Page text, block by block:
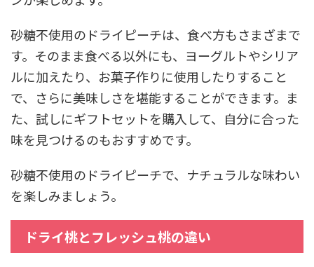
砂糖不使用のドライピーチは、食べ方もさまざまで
す。そのまま食べる以外にも、ヨーグルトやシリア
ルに加えたり、お菓子作りに使用したりすること
で、さらに美味しさを堪能することができます。ま
た、試しにギフトセットを購入して、自分に合った
味を見つけるのもおすすめです。
砂糖不使用のドライピーチで、ナチュラルな味わい
を楽しみましょう。
ドライ桃とフレッシュ桃の違い